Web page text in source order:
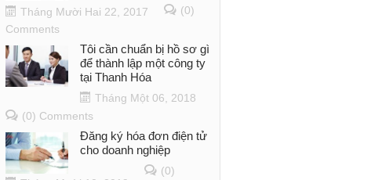
Tháng Mười Hai 22, 2017
(0)
Comments
Tôi cần chuẩn bị hồ sơ gì
để thành lập một công ty
tại Thanh Hóa
Tháng Một 06, 2018
(0) Comments
Đăng ký hóa đơn điện tử
cho doanh nghiệp
(0)